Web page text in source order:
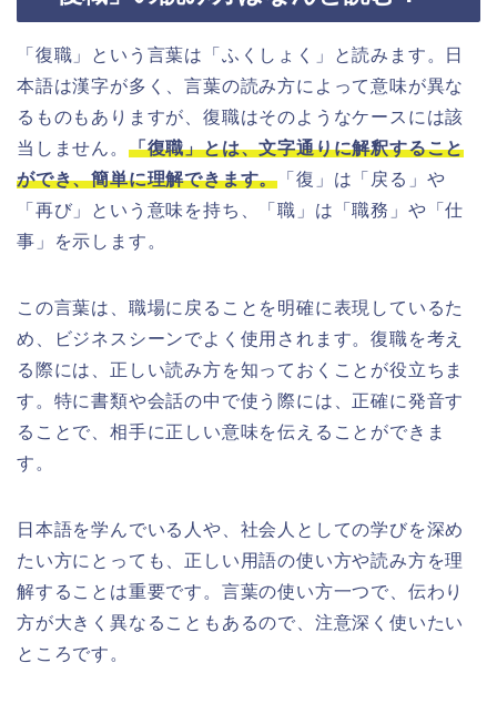
「復職」という言葉は「ふくしょく」と読みます。日
本語は漢字が多く、言葉の読み方によって意味が異な
るものもありますが、復職はそのようなケースには該
当しません。 「復職」とは、文字通りに解釈すること
ができ、簡単に理解できます。 「復」は「戻る」や
「再び」という意味を持ち、「職」は「職務」や「仕
事」を示します。
この言葉は、職場に戻ることを明確に表現しているた
め、ビジネスシーンでよく使用されます。復職を考え
る際には、正しい読み方を知っておくことが役立ちま
す。特に書類や会話の中で使う際には、正確に発音す
ることで、相手に正しい意味を伝えることができま
す。
日本語を学んでいる人や、社会人としての学びを深め
たい方にとっても、正しい用語の使い方や読み方を理
解することは重要です。言葉の使い方一つで、伝わり
方が大きく異なることもあるので、注意深く使いたい
ところです。